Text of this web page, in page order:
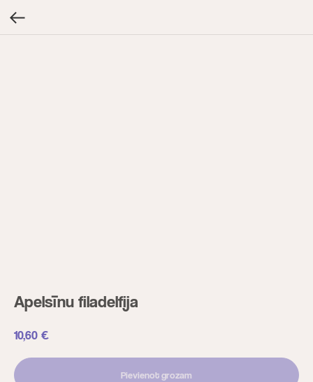
Apelsīnu filadelfija
10,60 €
Pievienot grozam